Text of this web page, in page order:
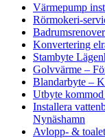
Värmepump
Rörmokeri-
Konvertering
Stambyte
Golvvärme –
Blandarbyte –
Utbyte
Installera
Nynäshamn
Avlopp- &